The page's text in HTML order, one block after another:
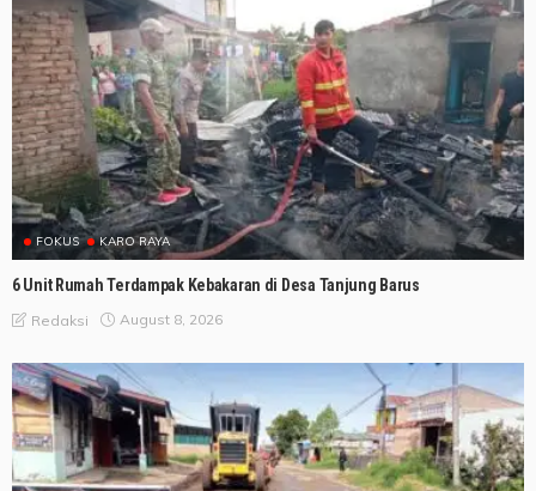
FOKUS KARO RAYA
6 Unit Rumah Terdampak Kebakaran di Desa Tanjung Barus
Redaksi August 8, 2026